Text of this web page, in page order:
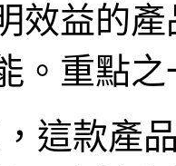
效益的
。重點
這款產